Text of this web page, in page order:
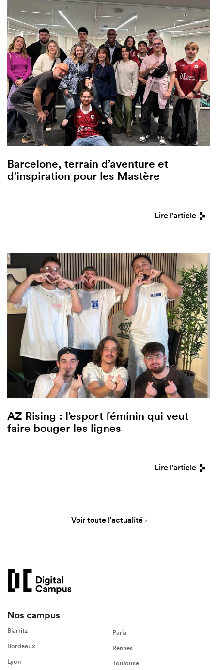
Barcelone, terrain d’aventure et
d’inspiration pour les Mastère
Lire l'article
AZ Rising : l’esport féminin qui veut
faire bouger les lignes
Lire l'article
Voir toute l'actualité
Nos campus
Biarritz
Bordeaux
Lyon
Paris
Rennes
Toulouse